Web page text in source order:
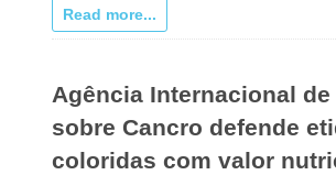
Read more...
Agência Internacional
sobre Cancro defende
coloridas com valor